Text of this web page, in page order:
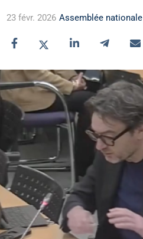
23 févr. 2026 Assemblée nationale